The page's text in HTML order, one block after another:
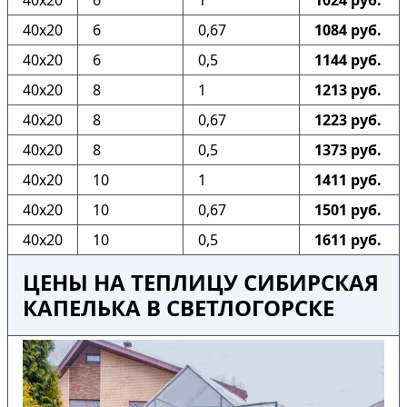
40х20
6 0,67
1084 руб.
40х20
6 0,5
1144 руб.
40х20
8 1
1213 руб.
40х20
8 0,67
1223 руб.
40х20
8 0,5
1373 руб.
40х20
10 1
1411 руб.
40х20
10 0,67
1501 руб.
40х20
10 0,5 1611 руб.
ЦЕНЫ НА ТЕПЛИЦУ СИБИРСКАЯ
КАПЕЛЬКА В СВЕТЛОГОРСКЕ